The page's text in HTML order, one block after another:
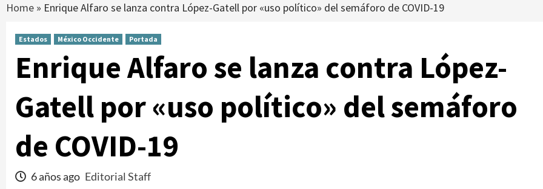
Home » Enrique Alfaro se lanza contra López-Gatell por «uso político» del semáforo de COVID-19
Estados México Occidente Portada
Enrique Alfaro se lanza contra López-
Gatell por «uso político» del semáforo
de COVID-19
6 años ago Editorial Staff